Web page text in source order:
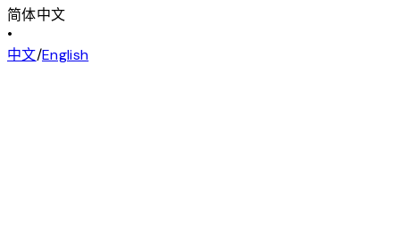
简体中文
•
中文/English